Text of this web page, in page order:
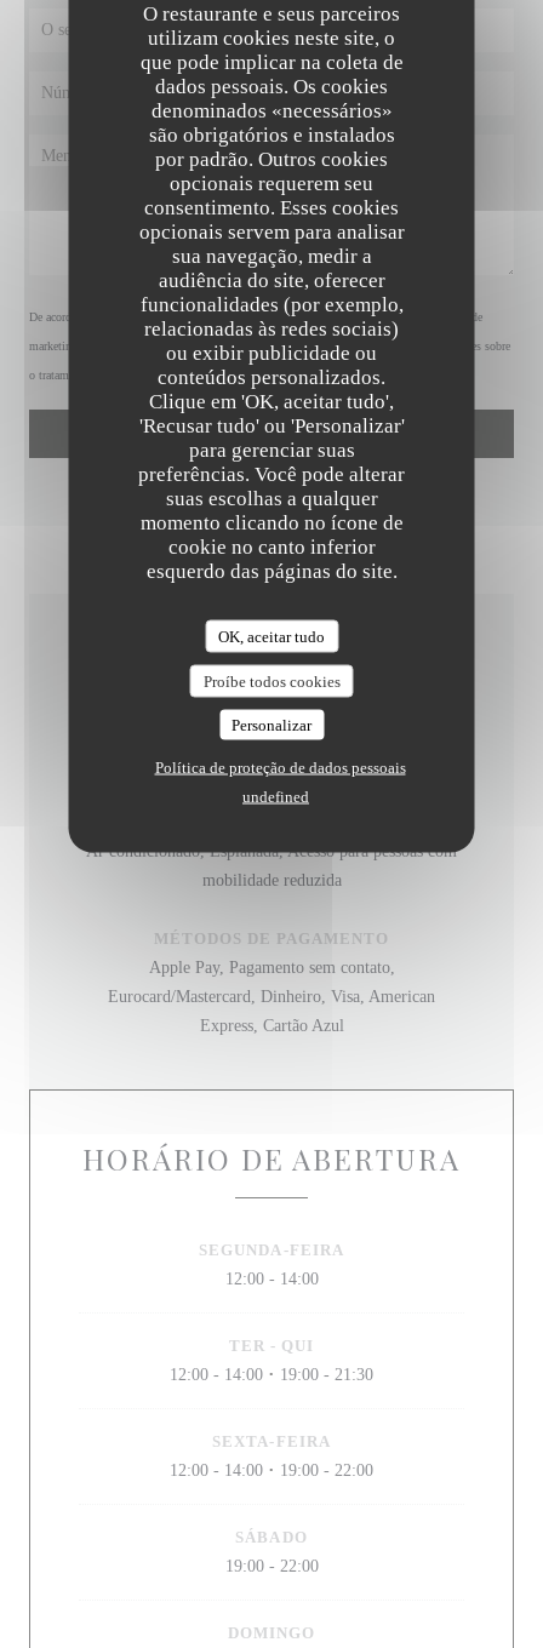
O restaurante e seus parceiros
utilizam cookies neste site, o
que pode implicar na coleta de
dados pessoais. Os cookies
denominados «necessários»
são obrigatórios e instalados
por padrão. Outros cookies
opcionais requerem seu
consentimento. Esses cookies
opcionais servem para analisar
sua navegação, medir a
audiência do site, oferecer
funcionalidades (por exemplo,
relacionadas às redes sociais)
ou exibir publicidade ou
conteúdos personalizados.
Clique em 'OK, aceitar tudo',
'Recusar tudo' ou 'Personalizar'
para gerenciar suas
preferências. Você pode alterar
suas escolhas a qualquer
momento clicando no ícone de
cookie no canto inferior
esquerdo das páginas do site.
OK, aceitar tudo
Proíbe todos cookies
Personalizar
Política de proteção de dados pessoais
undefined
De acordo com a legislação de proteção de dados, tem o direito de se opor a comunicações de
marketing. Pode registar-se na Lista Robinson através de robinson.pt . Para mais informações sobre
o tratamento dos seus dados, consulte a nossapolítica de privacidade.
INFORMAÇÕES GERAIS
CULINÁRIA
Caseiro, produtos frescos
Ar condicionado, Esplanada, Acesso para pessoas com
mobilidade reduzida
MÉTODOS DE PAGAMENTO
Apple Pay, Pagamento sem contato,
Eurocard/Mastercard, Dinheiro, Visa, American
Express, Cartão Azul
HORÁRIO DE ABERTURA
SEGUNDA-FEIRA
12:00 - 14:00
TER - QUI
12:00 - 14:00 • 19:00 - 21:30
SEXTA-FEIRA
12:00 - 14:00 • 19:00 - 22:00
SÁBADO
19:00 - 22:00
DOMINGO